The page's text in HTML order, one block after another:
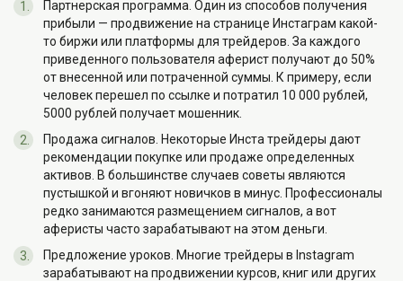
Партнерская программа. Один из способов получения
прибыли — продвижение на странице Инстаграм какой-
то биржи или платформы для трейдеров. За каждого
приведенного пользователя аферист получают до 50%
от внесенной или потраченной суммы. К примеру, если
человек перешел по ссылке и потратил 10 000 рублей,
5000 рублей получает мошенник.
Продажа сигналов. Некоторые Инста трейдеры дают
рекомендации покупке или продаже определенных
активов. В большинстве случаев советы являются
пустышкой и вгоняют новичков в минус. Профессионалы
редко занимаются размещением сигналов, а вот
аферисты часто зарабатывают на этом деньги.
Предложение уроков. Многие трейдеры в Instagram
зарабатывают на продвижении курсов, книг или других